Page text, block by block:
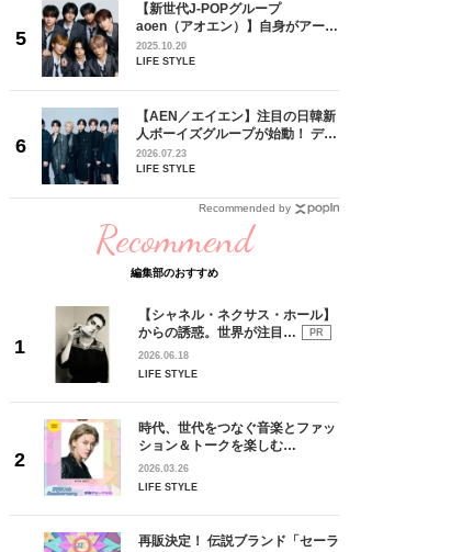
【新世代J-POPグループ
aoen（アオエン）】自身がアーテ
ィストを目指すきかっけとなった
先輩とは―― 新曲「青春インクレ
2025.10.20
LIFE STYLE
【AEN／エイエン】注目の日韓新
人ボーイズグループが始動！ デビ
ュー目前のフレッシュな面々を独
占インタビュー。7人の魅力に迫
2026.07.23
LIFE STYLE
Recommended by
Recommend
編集部のおすすめ
【シャネル・ネクサス・ホール】
からの誘惑。世界が注目…
PR
2026.06.18
LIFE STYLE
時代、世代をつなぐ音楽とファッ
ション＆トークを楽しむ…
2026.03.26
LIFE STYLE
再販決定！ 伝説ブランド「セーラ